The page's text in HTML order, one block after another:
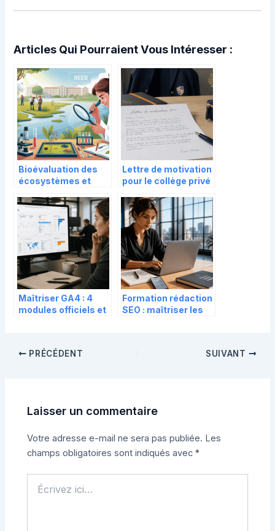
Articles Qui Pourraient Vous Intéresser :
Bioévaluation des
écosystèmes et
biodiversité (BEEB)
Lettre de motivation
pour le collège privé
convaincre la
commission
d’admission
Maîtriser GA4 : 4
modules officiels et
décisions
Formation rédaction
SEO : maîtriser les
PRÉCÉDENT SUIVANT
Laisser un commentaire
Votre adresse e-mail ne sera pas publiée. Les
champs obligatoires sont indiqués avec*
ici…